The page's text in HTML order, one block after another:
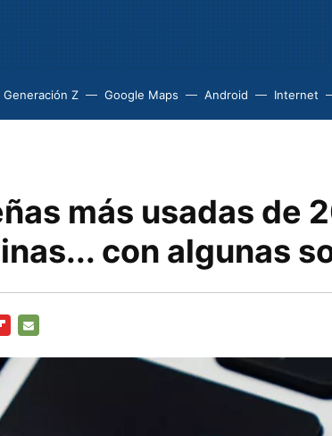
Generación Z Google Maps Android Internet
más usadas de
con algunas
MAIL